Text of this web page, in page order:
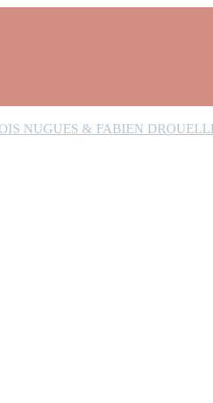
NUGUES & FABIEN
cookies